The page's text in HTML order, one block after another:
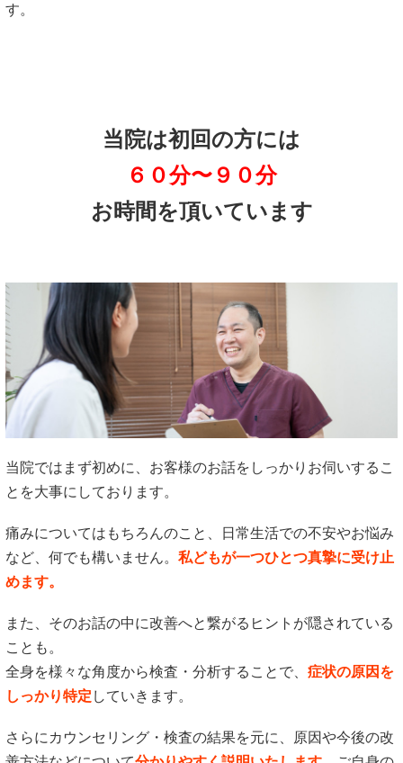
す。
当院は初回の方には
６０分〜９０分
お時間を頂いています
当院ではまず初めに、お客様のお話をしっかりお伺いするこ
とを大事にしております。
痛みについてはもちろんのこと、日常生活での不安やお悩み
など、何でも構いません。 私どもが一つひとつ真摯に受け止
めます。
また、そのお話の中に改善へと繋がるヒントが隠されている
ことも。
全身を様々な角度から検査・分析することで、 症状の原因を
しっかり特定 していきます。
さらにカウンセリング・検査の結果を元に、原因や今後の改